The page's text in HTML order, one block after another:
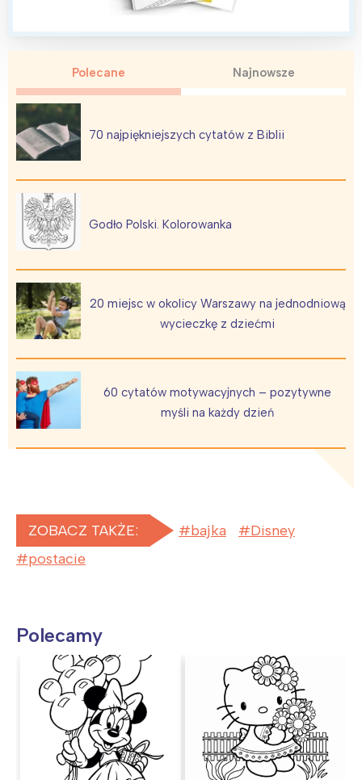
Polecane Najnowsze
70 najpiękniejszych cytatów z Biblii
Godło Polski. Kolorowanka
20 miejsc w okolicy Warszawy na jednodniową
wycieczkę z dziećmi
60 cytatów motywacyjnych – pozytywne
myśli na każdy dzień
ZOBACZ TAKŻE: bajka
Disney
postacie
Polecamy
Łódź
Trójmiasto
Poznań
Wrocław
Kraków
Południe
Wszystkie
Wybieram